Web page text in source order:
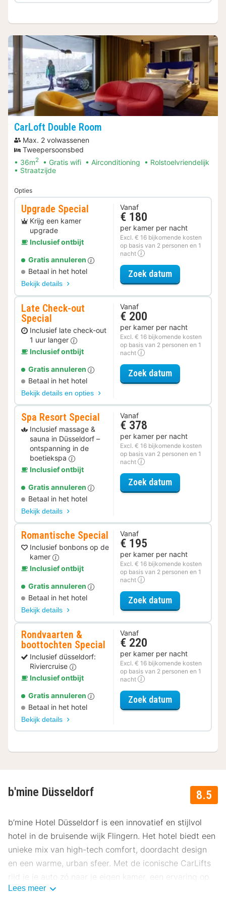
CarLoft Double Room
Max. 2 volwassenen
Tweepersoonsbed
36m2 Gratis wifi Airconditioning
Rolstoelvriendelijk
Straatzijde
Opties
Upgrade Special
Krijg een kamer
upgrade
Inclusief ontbijt
Gratis annuleren
Betaal in het hotel
Bekijk details
Vanaf
€ 180
per kamer per nacht
Excl. € 16 bijkomende kosten
op basis van 2 personen en 1
nacht
Zoek datumvoor Upgrade
Late Check-out
Special
Inclusief late check-out
1 uur langer
Inclusief ontbijt
Gratis annuleren
Betaal in het hotel
Bekijk details en opties
Vanaf
€ 200
per kamer per nacht
Excl. € 16 bijkomende kosten
op basis van 2 personen en 1
nacht
Zoek datumvoor Late
Spa Resort Special
Inclusief massage &
sauna in Düsseldorf –
ontspanning in de
boetiekspa
Inclusief ontbijt
Gratis annuleren
Betaal in het hotel
Bekijk details
Vanaf
€ 378
per kamer per nacht
Excl. € 16 bijkomende kosten
op basis van 2 personen en 1
nacht
Zoek datumvoor Spa
Romantische Special
Inclusief bonbons op de
kamer
Inclusief ontbijt
Gratis annuleren
Betaal in het hotel
Bekijk details
Vanaf
€ 195
per kamer per nacht
Excl. € 16 bijkomende kosten
op basis van 2 personen en 1
nacht
Zoek datumvoor
Rondvaarten &
boottochten Special
Inclusief düsseldorf:
Riviercruise
Inclusief ontbijt
Gratis annuleren
Betaal in het hotel
Bekijk details
Vanaf
€ 220
per kamer per nacht
Excl. € 16 bijkomende kosten
op basis van 2 personen en 1
nacht
Zoek datumvoor
8.5
b'mine Düsseldorf
b’mine Hotel Düsseldorf is een innovatief en stijlvol
hotel in de bruisende wijk Flingern. Het hotel biedt een
unieke mix van high-tech comfort, doordacht design
en een warme, urban sfeer. Met de iconische CarLifts
rijd je je auto zó naar je eigen kamer, een ervaring op
zich. Onze gasten beoordelen dit hotel gemiddeld met
Lees meer